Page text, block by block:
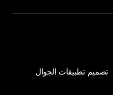
تصميم تطبيقات الجوال